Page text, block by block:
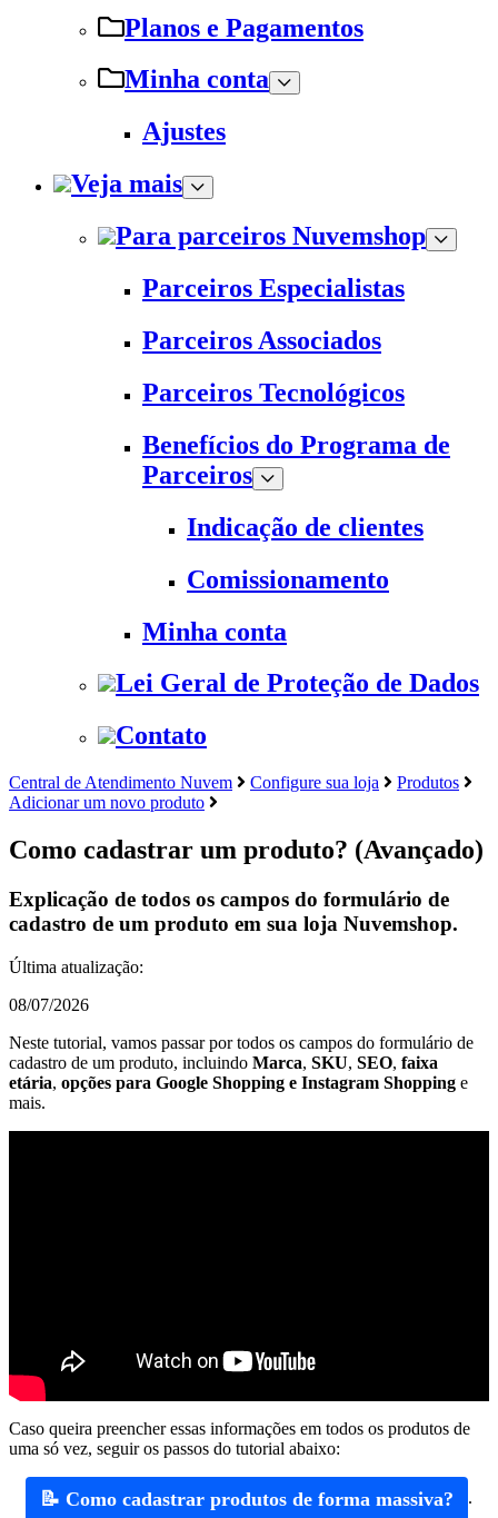
Planos e Pagamentos
Minha conta
Ajustes
Veja mais
Para parceiros Nuvemshop
Parceiros Especialistas
Parceiros Associados
Parceiros Tecnológicos
Benefícios do Programa de
Parceiros
Indicação de clientes
Comissionamento
Minha conta
Lei Geral de Proteção de Dados
Contato
Central de Atendimento Nuvem Configure sua loja
Produtos
Adicionar um novo produto
Como cadastrar um produto? (Avançado)
Explicação de todos os campos do formulário de
cadastro de um produto em sua loja Nuvemshop.
Última atualização:
08/07/2026
Neste tutorial, vamos passar por todos os campos do formulário de
cadastro de um produto, incluindo Marca, SKU, SEO, faixa
etária, opções para Google Shopping e Instagram Shopping e
mais.
Caso queira preencher essas informações em todos os produtos de
uma só vez, seguir os passos do tutorial abaixo:
📝 Como cadastrar produtos de forma massiva? .